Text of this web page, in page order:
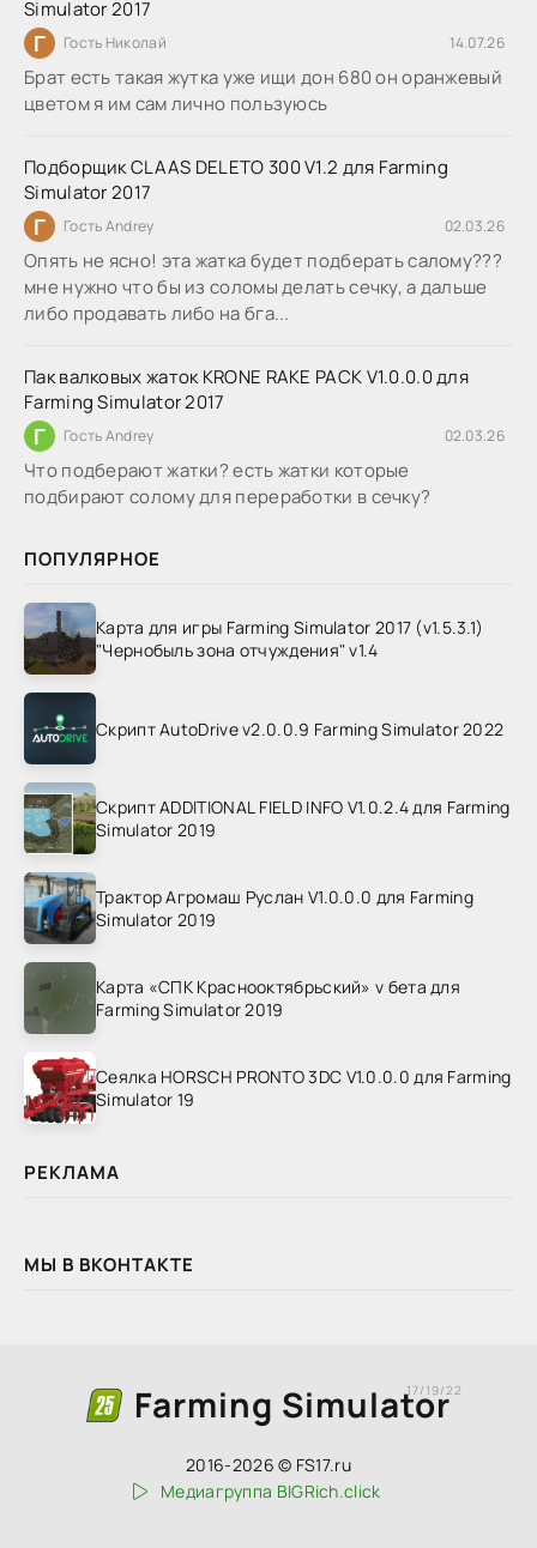
Simulator 2017
Г Гость Николай 14.07.26
Брат есть такая жутка уже ищи дон 680 он оранжевый
цветом я им сам лично пользуюсь
Подборщик CLAAS DELETO 300 V1.2 для Farming
Simulator 2017
Г Гость Andrey 02.03.26
Опять не ясно! эта жатка будет подберать салому???
мне нужно что бы из соломы делать сечку, а дальше
либо продавать либо на бга...
Пак валковых жаток KRONE RAKE PACK V1.0.0.0 для
Farming Simulator 2017
Г Гость Andrey 02.03.26
Что подберают жатки? есть жатки которые
подбирают солому для переработки в сечку?
ПОПУЛЯРНОЕ
Карта для игры Farming Simulator 2017 (v1.5.3.1)
"Чернобыль зона отчуждения" v1.4
Скрипт AutoDrive v2.0.0.9 Farming Simulator 2022
Скрипт ADDITIONAL FIELD INFO V1.0.2.4 для Farming
Simulator 2019
Трактор Агромаш Руслан V1.0.0.0 для Farming
Simulator 2019
Карта «СПК Краснооктябрьский» v бета для
Farming Simulator 2019
Сеялка HORSCH PRONTO 3DC V1.0.0.0 для Farming
Simulator 19
РЕКЛАМА
МЫ В ВКОНТАКТЕ
Farming Simulator
17/19/22
2016-2026 © FS17.ru
Медиагруппа BIGRich.click